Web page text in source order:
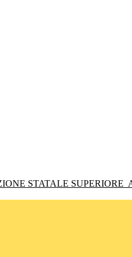
STATALE SUPERIORE